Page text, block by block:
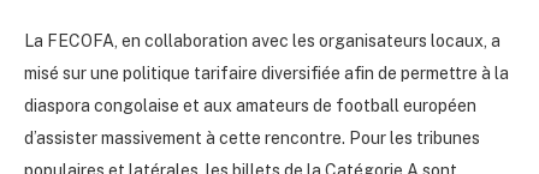
La FECOFA, en collaboration avec les organisateurs locaux, a
misé sur une politique tarifaire diversifiée afin de permettre à la
diaspora congolaise et aux amateurs de football européen
d’assister massivement à cette rencontre. Pour les tribunes
populaires et latérales, les billets de la Catégorie A sont